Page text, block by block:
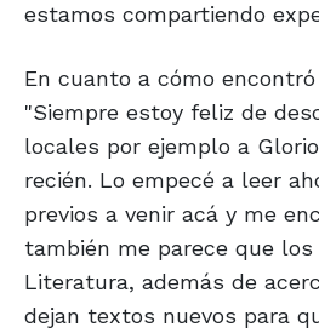
estamos compartiendo
En cuanto a cómo
"Siempre estoy feliz de
locales por ejemplo a
recién. Lo empecé a leer
previos a venir acá y me
también me parece que los
Literatura, además de
dejan textos nuevos para